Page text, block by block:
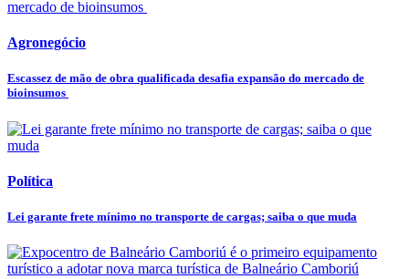
Agronegócio
Escassez de mão de obra qualificada desafia expansão do mercado de
bioinsumos
Política
Lei garante frete mínimo no transporte de cargas; saiba o que muda